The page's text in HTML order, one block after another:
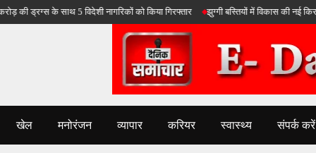
के साथ 5 विदेशी नागरिकों को किया गिरफ्तार झुग्गी बस्तियों में विकास की नई किरण:
खेल मनोरंजन व्यापार करियर स्वास्थ्य संपर्क करें